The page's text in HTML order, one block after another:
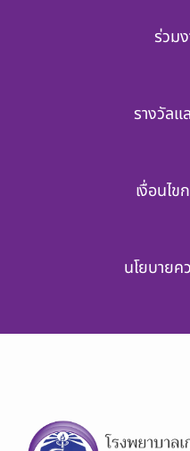
ร่วม
รางวัลแ
เงื่อนไข
นโยบายค